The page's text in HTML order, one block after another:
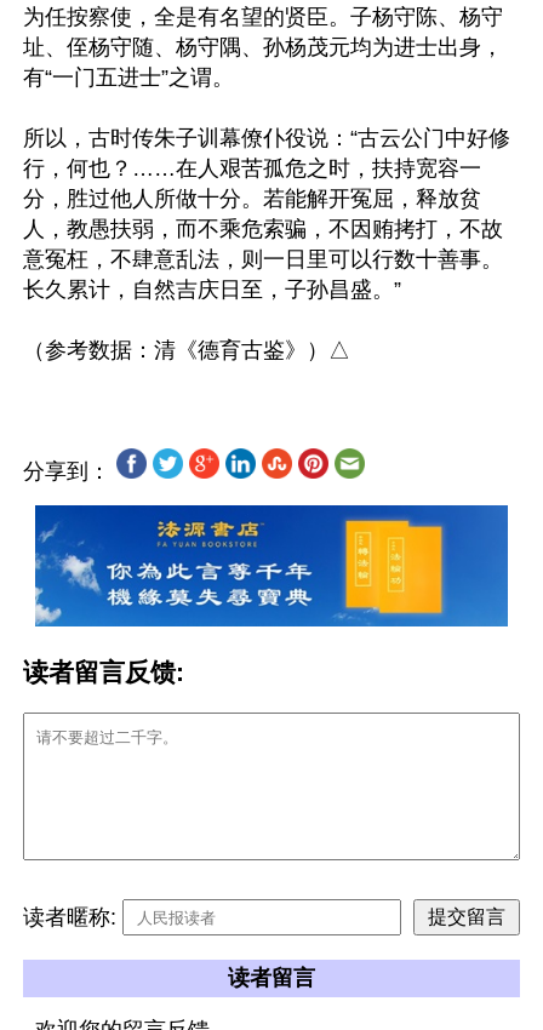
为任按察使，全是有名望的贤臣。子杨守陈、杨守
址、侄杨守随、杨守隅、孙杨茂元均为进士出身，
有“一门五进士”之谓。
所以，古时传朱子训幕僚仆役说：“古云公门中好修
行，何也？……在人艰苦孤危之时，扶持宽容一
分，胜过他人所做十分。若能解开冤屈，释放贫
人，教愚扶弱，而不乘危索骗，不因贿拷打，不故
意冤枉，不肆意乱法，则一日里可以行数十善事。
长久累计，自然吉庆日至，子孙昌盛。”
分享到：
读者留言反馈:
读者暱称:
读者留言